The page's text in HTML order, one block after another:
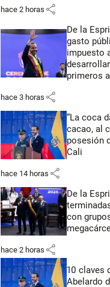
hace 2 horas share
De la
gasto
impuesto
primeros
hace 3 horas share
“La coca
cacao, al
posesión
Cali
hace 14 horas share
De la
con
hace 2 horas share
10 claves
Abelardo